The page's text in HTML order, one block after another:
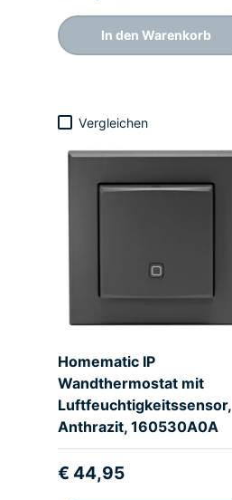
In den Warenkorb
Vergleichen
Homematic IP
Wandthermostat mit
Luftfeuchtigkeitssensor,
Anthrazit, 160530A0A
€ 44,95